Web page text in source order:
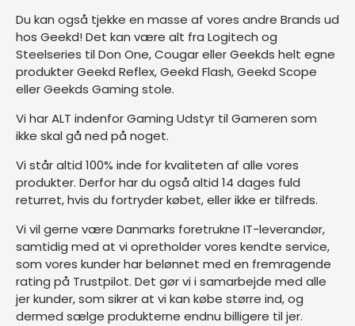
Du kan også tjekke en masse af vores andre Brands ud
hos Geekd! Det kan være alt fra Logitech og
Steelseries til Don One, Cougar eller Geekds helt egne
produkterGeekd Reflex,Geekd Flash,Geekd Scope
ellerGeekds Gaming stole.
Vi har ALT indenfor Gaming Udstyr til Gameren som
ikke skal gå ned på noget.
Vi står altid 100% inde for kvaliteten af alle vores
produkter. Derfor har du også altid 14 dages fuld
returret, hvis du fortryder købet, eller ikke er tilfreds.
Vi vil gerne være Danmarks foretrukne IT-leverandør,
samtidig med at vi opretholder vores kendte service,
som vores kunder har belønnet med en fremragende
rating på Trustpilot. Det gør vi i samarbejde med alle
jer kunder, som sikrer at vi kan købe større ind, og
dermed sælge produkterne endnu billigere til jer.